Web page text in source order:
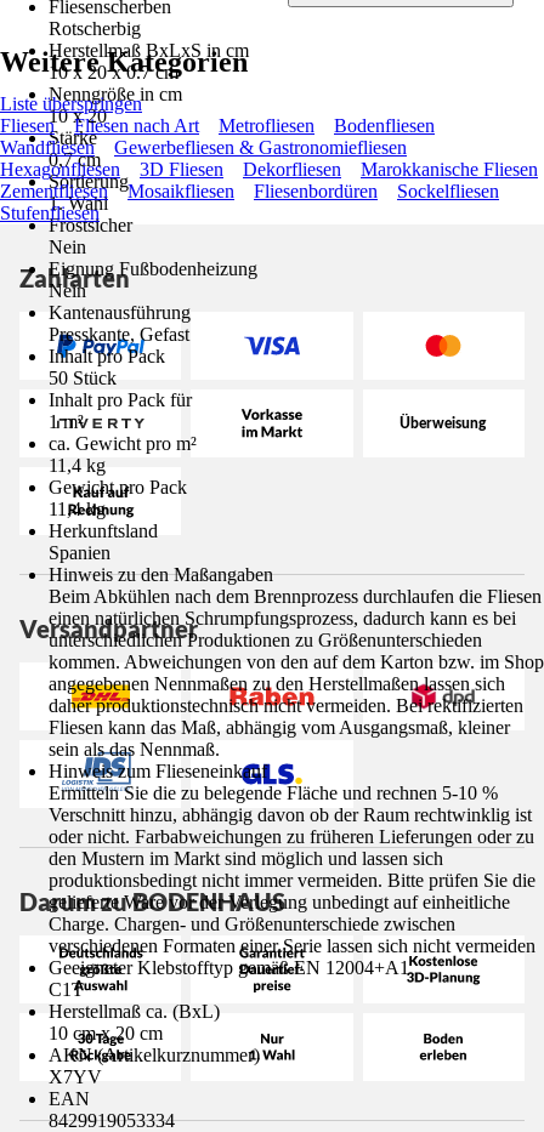
Fliesenscherben
Rotscherbig
Herstellmaß BxLxS in cm
10 x 20 x 0.7 cm
Nenngröße in cm
10 x 20
Stärke
0,7 cm
Sortierung
1. Wahl
Frostsicher
Nein
Eignung Fußbodenheizung
Nein
Kantenausführung
Presskante, Gefast
Inhalt pro Pack
50 Stück
Inhalt pro Pack für
1 m²
ca. Gewicht pro m²
11,4 kg
Gewicht pro Pack
11,4 kg
Herkunftsland
Spanien
Hinweis zu den Maßangaben
Beim Abkühlen nach dem Brennprozess durchlaufen die Fliesen
einen natürlichen Schrumpfungsprozess, dadurch kann es bei
unterschiedlichen Produktionen zu Größenunterschieden
kommen. Abweichungen von den auf dem Karton bzw. im Shop
angegebenen Nennmaßen zu den Herstellmaßen lassen sich
daher produktionstechnisch nicht vermeiden. Bei rektifizierten
Fliesen kann das Maß, abhängig vom Ausgangsmaß, kleiner
sein als das Nennmaß.
Hinweis zum Flieseneinkauf
Ermitteln Sie die zu belegende Fläche und rechnen 5-10 %
Verschnitt hinzu, abhängig davon ob der Raum rechtwinklig ist
oder nicht. Farbabweichungen zu früheren Lieferungen oder zu
den Mustern im Markt sind möglich und lassen sich
produktionsbedingt nicht immer vermeiden. Bitte prüfen Sie die
gelieferte Ware vor der Verlegung unbedingt auf einheitliche
Charge. Chargen- und Größenunterschiede zwischen
verschiedenen Formaten einer Serie lassen sich nicht vermeiden
Geeigneter Klebstofftyp gemäß EN 12004+A1
C1T
Herstellmaß ca. (BxL)
10 cm x 20 cm
AKN (Artikelkurznummer)
X7YV
EAN
8429919053334
Weitere Kategorien
Liste überspringen
Fliesen
Fliesen nach Art Metrofliesen
Bodenfliesen
Wandfliesen
Gewerbefliesen & Gastronomiefliesen
Hexagonfliesen
3D Fliesen Dekorfliesen
Marokkanische Fliesen
Zementfliesen
Mosaikfliesen Fliesenbordüren
Sockelfliesen
Stufenfliesen
Zahlarten
Versandpartner
Darum zu BODENHAUS